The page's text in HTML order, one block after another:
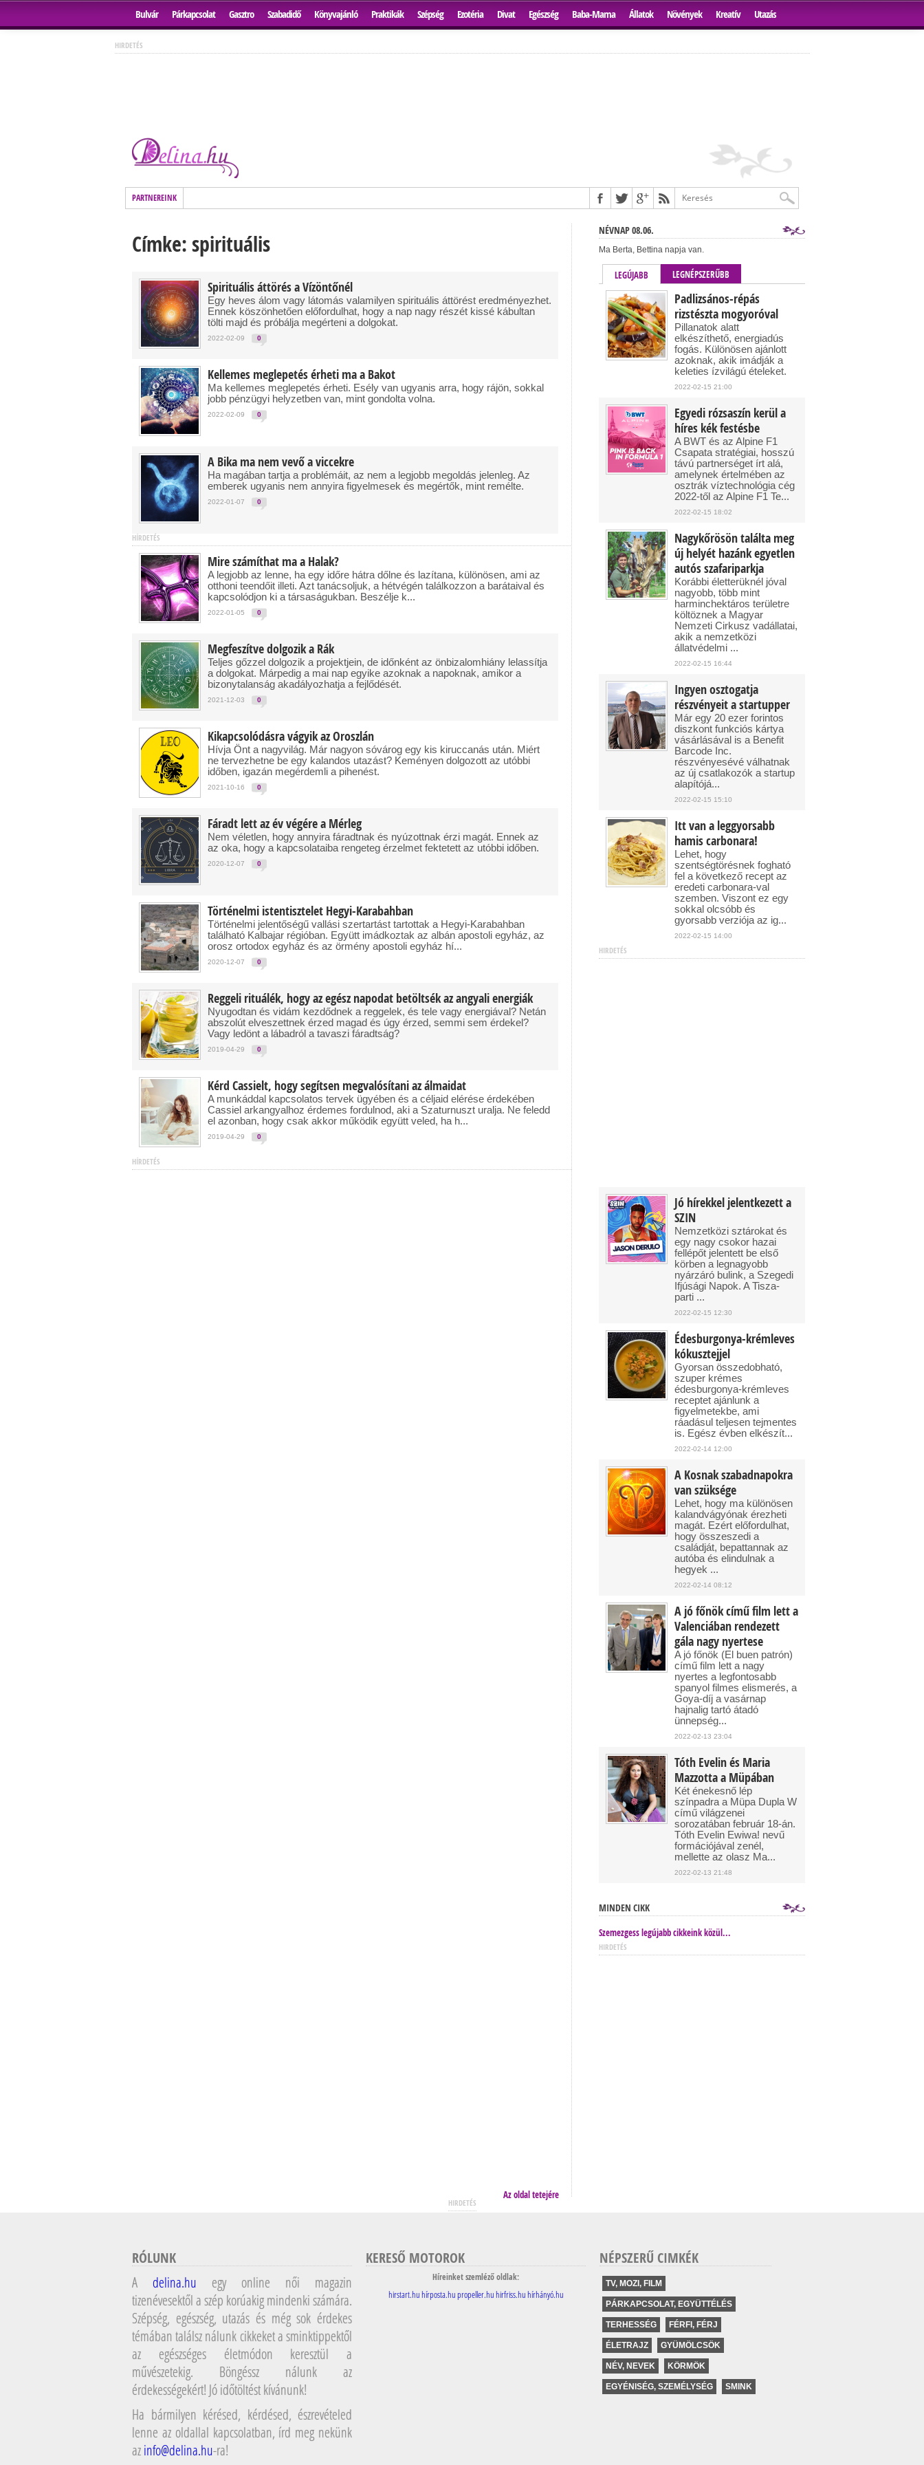
Bulvár Párkapcsolat Gasztro Szabadidő Könyvajánló Praktikák Szépség Ezotéria Divat Egészség Baba-Mama Állatok Növények Kreatív Utazás
HIRDETÉS
PARTNEREINK
Címke: spirituális
Spirituális áttörés a Vízöntőnél
Egy heves álom vagy látomás valamilyen spirituális áttörést eredményezhet.
Ennek köszönhetően előfordulhat, hogy a nap nagy részét kissé kábultan
tölti majd és próbálja megérteni a dolgokat.
2022-02-09 0
Kellemes meglepetés érheti ma a Bakot
Ma kellemes meglepetés érheti. Esély van ugyanis arra, hogy rájön, sokkal
jobb pénzügyi helyzetben van, mint gondolta volna.
2022-02-09 0
A Bika ma nem vevő a viccekre
Ha magában tartja a problémáit, az nem a legjobb megoldás jelenleg. Az
emberek ugyanis nem annyira figyelmesek és megértők, mint remélte.
2022-01-07 0
HÍRDETÉS
Mire számíthat ma a Halak?
A legjobb az lenne, ha egy időre hátra dőlne és lazítana, különösen, ami az
otthoni teendőit illeti. Azt tanácsoljuk, a hétvégén találkozzon a barátaival és
kapcsolódjon ki a társaságukban. Beszélje k...
2022-01-05 0
Megfeszítve dolgozik a Rák
Teljes gőzzel dolgozik a projektjein, de időnként az önbizalomhiány lelassítja
a dolgokat. Márpedig a mai nap egyike azoknak a napoknak, amikor a
bizonytalanság akadályozhatja a fejlődését.
2021-12-03 0
Kikapcsolódásra vágyik az Oroszlán
Hívja Önt a nagyvilág. Már nagyon sóvárog egy kis kiruccanás után. Miért
ne tervezhetne be egy kalandos utazást? Keményen dolgozott az utóbbi
időben, igazán megérdemli a pihenést.
2021-10-16 0
Fáradt lett az év végére a Mérleg
Nem véletlen, hogy annyira fáradtnak és nyúzottnak érzi magát. Ennek az
az oka, hogy a kapcsolataiba rengeteg érzelmet fektetett az utóbbi időben.
2020-12-07 0
Történelmi istentisztelet Hegyi-Karabahban
Történelmi jelentőségű vallási szertartást tartottak a Hegyi-Karabahban
található Kalbajar régióban. Együtt imádkoztak az albán apostoli egyház, az
orosz ortodox egyház és az örmény apostoli egyház hí...
2020-12-07 0
Reggeli rituálék, hogy az egész napodat betöltsék az angyali energiák
Nyugodtan és vidám kezdődnek a reggelek, és tele vagy energiával? Netán
abszolút elveszettnek érzed magad és úgy érzed, semmi sem érdekel?
Vagy ledönt a lábadról a tavaszi fáradtság?
2019-04-29 0
Kérd Cassielt, hogy segítsen megvalósítani az álmaidat
A munkáddal kapcsolatos tervek ügyében és a céljaid elérése érdekében
Cassiel arkangyalhoz érdemes fordulnod, aki a Szaturnuszt uralja. Ne feledd
el azonban, hogy csak akkor működik együtt veled, ha h...
2019-04-29 0
HÍRDETÉS
NÉVNAP 08.06.
Ma Berta, Bettina napja van.
LEGÚJABB LEGNÉPSZERŰBB
Padlizsános-répás
rizstészta mogyoróval
Pillanatok alatt
elkészíthető, energiadús
fogás. Különösen ajánlott
azoknak, akik imádják a
keleties ízvilágú ételeket.
2022-02-15 21:00
Egyedi rózsaszín kerül a
híres kék festésbe
A BWT és az Alpine F1
Csapata stratégiai, hosszú
távú partnerséget írt alá,
amelynek értelmében az
osztrák víztechnológia cég
2022-től az Alpine F1 Te...
2022-02-15 18:02
Nagykőrösön találta meg
új helyét hazánk egyetlen
autós szafariparkja
Korábbi életterüknél jóval
nagyobb, több mint
harminchektáros területre
költöznek a Magyar
Nemzeti Cirkusz vadállatai,
akik a nemzetközi
állatvédelmi ...
2022-02-15 16:44
Ingyen osztogatja
részvényeit a startupper
Már egy 20 ezer forintos
diszkont funkciós kártya
vásárlásával is a Benefit
Barcode Inc.
részvényesévé válhatnak
az új csatlakozók a startup
alapítójá...
2022-02-15 15:10
Itt van a leggyorsabb
hamis carbonara!
Lehet, hogy
szentségtörésnek fogható
fel a következő recept az
eredeti carbonara-val
szemben. Viszont ez egy
sokkal olcsóbb és
gyorsabb verziója az ig...
2022-02-15 14:00
HIRDETÉS
Jó hírekkel jelentkezett a
SZIN
Nemzetközi sztárokat és
egy nagy csokor hazai
fellépőt jelentett be első
körben a legnagyobb
nyárzáró bulink, a Szegedi
Ifjúsági Napok. A Tisza-
parti ...
2022-02-15 12:30
Édesburgonya-krémleves
kókusztejjel
Gyorsan összedobható,
szuper krémes
édesburgonya-krémleves
receptet ajánlunk a
figyelmetekbe, ami
ráadásul teljesen tejmentes
is. Egész évben elkészít...
2022-02-14 12:00
A Kosnak szabadnapokra
van szüksége
Lehet, hogy ma különösen
kalandvágyónak érezheti
magát. Ezért előfordulhat,
hogy összeszedi a
családját, bepattannak az
autóba és elindulnak a
hegyek ...
2022-02-14 08:12
A jó főnök című film lett a
Valenciában rendezett
gála nagy nyertese
A jó főnök (El buen patrón)
című film lett a nagy
nyertes a legfontosabb
spanyol filmes elismerés, a
Goya-díj a vasárnap
hajnalig tartó átadó
ünnepség...
2022-02-13 23:04
Tóth Evelin és Maria
Mazzotta a Müpában
Két énekesnő lép
színpadra a Müpa Dupla W
című világzenei
sorozatában február 18-án.
Tóth Evelin Ewiwa! nevű
formációjával zenél,
mellette az olasz Ma...
2022-02-13 21:48
MINDEN CIKK
Szemezgess legújabb cikkeink közül...
HIRDETÉS
Az oldal tetejére
HIRDETÉS
RÓLUNK
A delina.hu egy online női magazin
tizenévesektől a szép korúakig mindenki számára.
Szépség, egészség, utazás és még sok érdekes
témában találsz nálunk cikkeket a sminktippektől
az egészséges életmódon keresztül a
művészetekig. Böngéssz nálunk az
érdekességekért! Jó időtöltést kívánunk!
Ha bármilyen kérésed, kérdésed, észrevételed
lenne az oldallal kapcsolatban, írd meg nekünk
azinfo@delina.hu-ra!
KERESŐ MOTOROK
Híreinket szemléző oldlak:
hirstart.huhírposta.hupropeller.huhirfriss.huhírhányó.hu
NÉPSZERŰ CIMKÉK
TV, MOZI, FILM
PÁRKAPCSOLAT, EGYÜTTÉLÉS
TERHESSÉG FÉRFI, FÉRJ
ÉLETRAJZ GYÜMÖLCSÖK
NÉV, NEVEK KÖRMÖK
EGYÉNISÉG, SZEMÉLYSÉG SMINK